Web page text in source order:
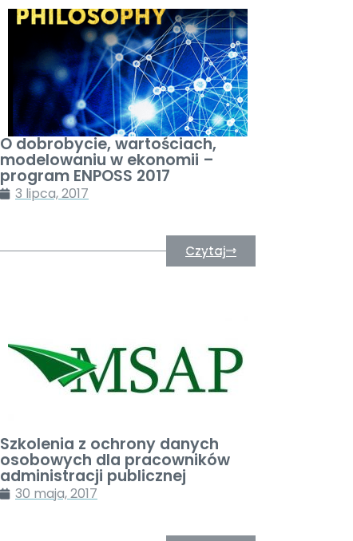
O dobrobycie, wartościach,
modelowaniu w ekonomii –
program ENPOSS 2017
3 lipca, 2017
Czytaj
Szkolenia z ochrony danych
osobowych dla pracowników
administracji publicznej
30 maja, 2017